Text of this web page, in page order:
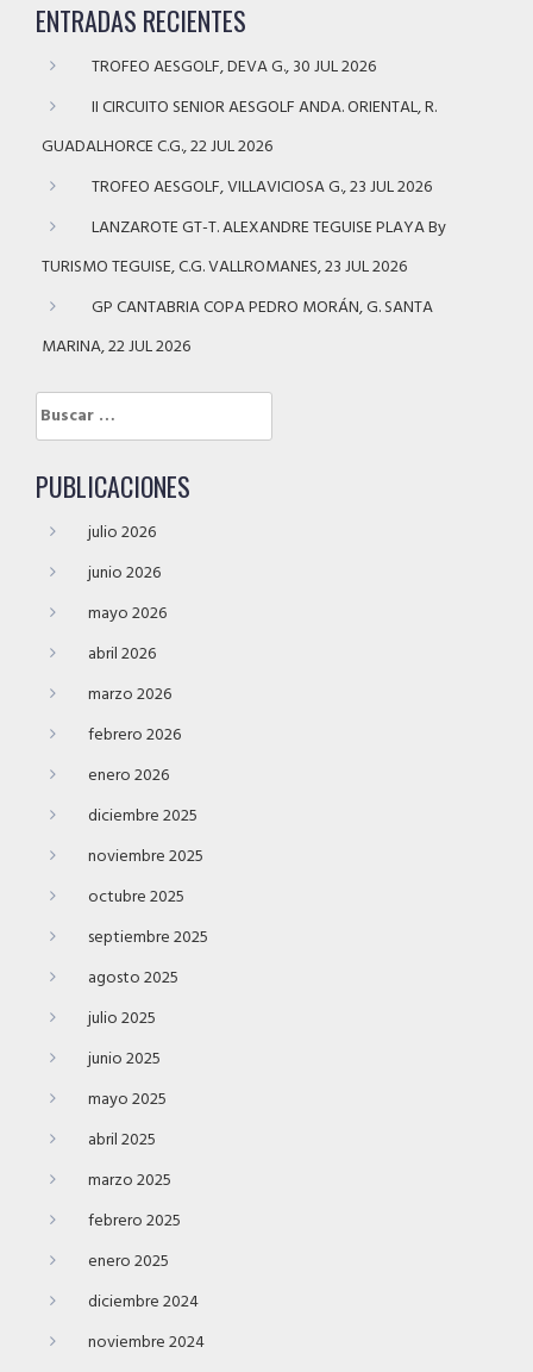
ENTRADAS RECIENTES
TROFEO AESGOLF, DEVA G., 30 JUL 2026
II CIRCUITO SENIOR AESGOLF ANDA. ORIENTAL, R.
GUADALHORCE C.G., 22 JUL 2026
TROFEO AESGOLF, VILLAVICIOSA G., 23 JUL 2026
LANZAROTE GT-T. ALEXANDRE TEGUISE PLAYA By
TURISMO TEGUISE, C.G. VALLROMANES, 23 JUL 2026
GP CANTABRIA COPA PEDRO MORÁN, G. SANTA
MARINA, 22 JUL 2026
Buscar:
PUBLICACIONES
julio 2026
junio 2026
mayo 2026
abril 2026
marzo 2026
febrero 2026
enero 2026
diciembre 2025
noviembre 2025
octubre 2025
septiembre 2025
agosto 2025
julio 2025
junio 2025
mayo 2025
abril 2025
marzo 2025
febrero 2025
enero 2025
diciembre 2024
noviembre 2024